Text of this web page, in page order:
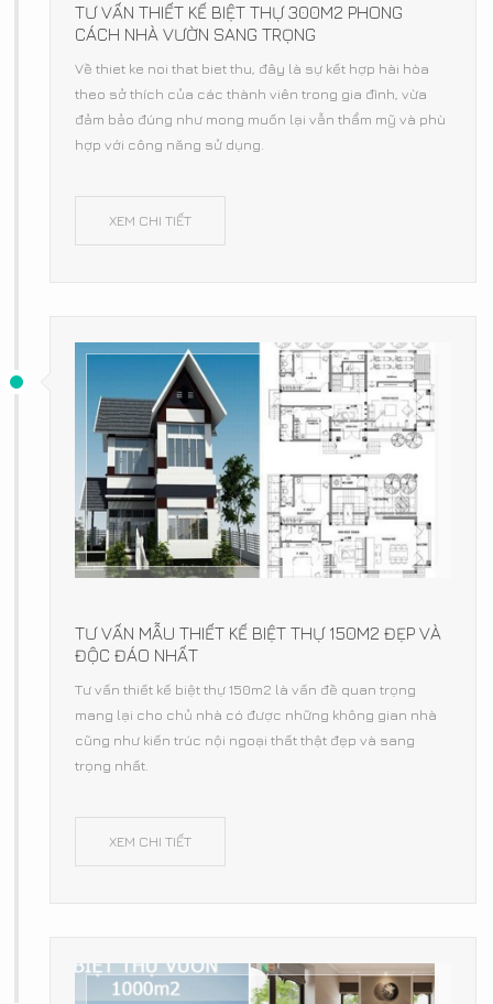
TƯ VẤN THIẾT KẾ BIỆT THỰ 300M2 PHONG
CÁCH NHÀ VƯỜN SANG TRỌNG
Về thiet ke noi that biet thu, đây là sự kết hợp hài hòa
theo sở thích của các thành viên trong gia đình, vừa
đảm bảo đúng như mong muốn lại vẫn thẩm mỹ và phù
hợp với công năng sử dụng.
XEM CHI TIẾT
TƯ VẤN MẪU THIẾT KẾ BIỆT THỰ 150M2 ĐẸP VÀ
ĐỘC ĐÁO NHẤT
Tư vấn thiết kế biệt thự 150m2 là vấn đề quan trọng
mang lại cho chủ nhà có được những không gian nhà
cũng như kiến trúc nội ngoại thất thật đẹp và sang
trọng nhất.
XEM CHI TIẾT